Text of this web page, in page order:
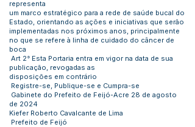
representa
um marco estratégico para a rede de saúde bucal do
Estado, orientando as ações e iniciativas que serão
implementadas nos próximos anos, principalmente
no que se refere à linha de cuidado do câncer de
boca
Art 2° Esta Portaria entra em vigor na data de sua
publicação, revogadas as
disposições em contrário
Registre-se, Publique-se e Cumpra-se
Gabinete do Prefeito de Feijó-Acre 28 de agosto
de 2024
Kiefer Roberto Cavalcante de Lima
Prefeito de Feijó